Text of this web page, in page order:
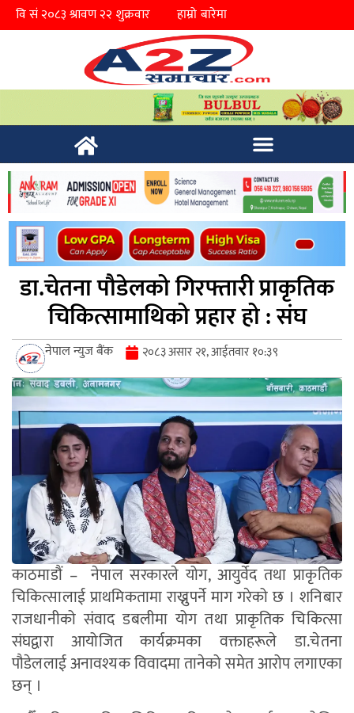
हाम्रो बारेमा
डा.चेतना पौडेलको गिरफ्तारी प्राकृतिक
चिकित्सामाथिको प्रहार हो : संघ
नेपाल न्युज बैंक २०८३ असार २१, आईतवार १०:३९
काठमाडौं – नेपाल सरकारले योग, आयुर्वेद तथा प्राकृतिक
चिकित्सालाई प्राथमिकतामा राख्नुपर्ने माग गरेको छ । शनिबार
राजधानीको संवाद डबलीमा योग तथा प्राकृतिक चिकित्सा
संघद्वारा आयोजित कार्यक्रमका वक्ताहरूले डा.चेतना
पौडेललाई अनावश्यक विवादमा तानेको समेत आरोप लगाएका
छन् ।